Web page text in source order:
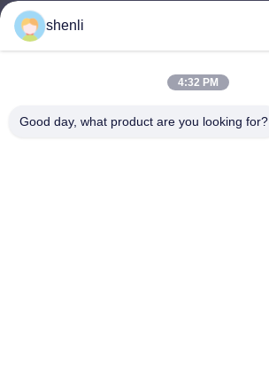
shenli@shenlirigging.com
shenli
4:32 PM
Good day, what product are you looking for?